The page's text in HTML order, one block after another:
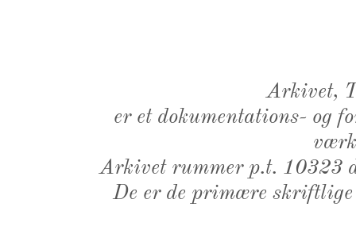
Arkivet,
er et dokumentations- og
Arkivet rummer p.t. 10323
De er de primære